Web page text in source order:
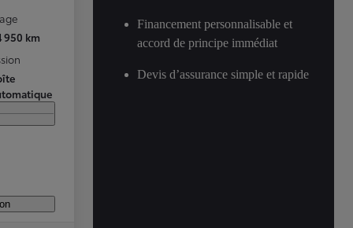
950 km
Financement personnalisable et
accord de principe immédiat
Devis d’assurance simple et rapide